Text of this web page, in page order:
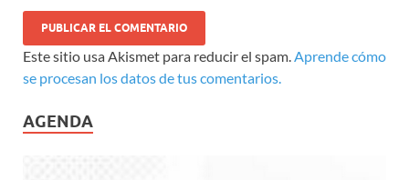
Este sitio usa Akismet para reducir el spam. Aprende cómo
se procesan los datos de tus comentarios.
AGENDA